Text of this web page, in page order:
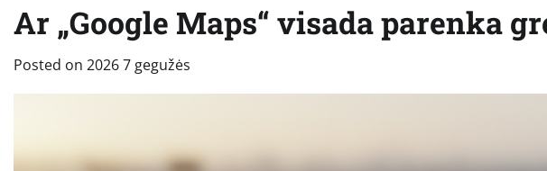
Ar „Google Maps“ visada parenka
Posted on 2026 7 gegužės